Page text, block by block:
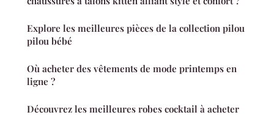
Explore les meilleures pièces de la collection pilou
pilou bébé
Où acheter des vêtements de mode printemps en
ligne ?
Découvrez les meilleures robes cocktail à acheter